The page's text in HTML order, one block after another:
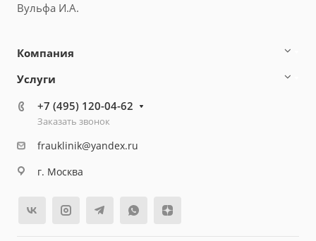
Вульфа И.А.
Компания
Услуги
+7 (495) 120-04-62
Заказать звонок
frauklinik@yandex.ru
г. Москва